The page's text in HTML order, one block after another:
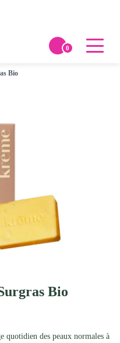
0
Bio
Bio
quotidien des peaux normales à